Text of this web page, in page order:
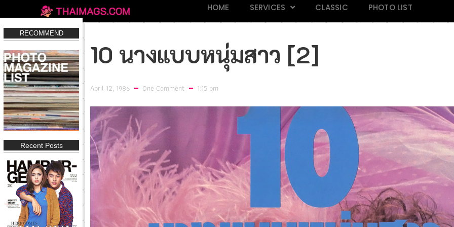
HOME SERVICES CLASSIC PHOTO LIST
RECOMMEND
Recent Posts
10 นางแบบหนุ่มสาว [2]
April 12, 1986 One Comment 1:15 pm
IN Magazine 197
Click
IN Magazine 194 FHM THAILAND 118
Click
Mars Magazine 28 Praew 813 IN